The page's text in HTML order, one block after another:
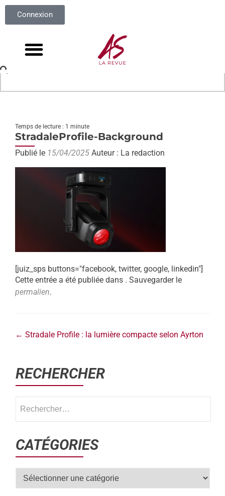
Connexion
Temps de lecture : 1 minute
StradaleProfile-Background
Publié le 15/04/2025 Auteur : La redaction
[juiz_sps buttons="facebook, twitter, google, linkedin"]
Cette entrée a été publiée dans . Sauvegarder le
permalien.
← Stradale Profile : la lumière compacte selon Ayrton
RECHERCHER
CATÉGORIES